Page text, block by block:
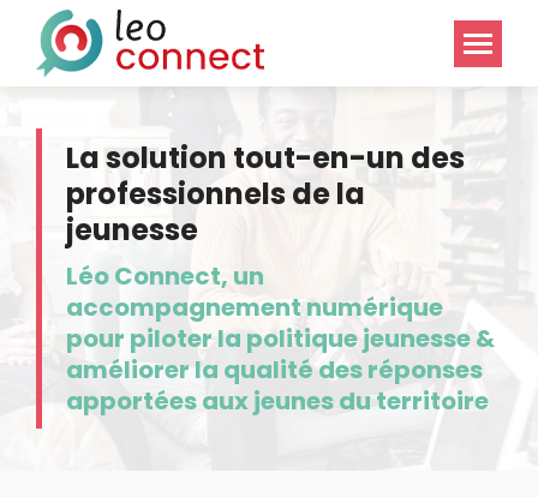
La solution tout-en-un des
professionnels de la
jeunesse
Léo Connect, un
accompagnement numérique
pour piloter la politique jeunesse &
améliorer la qualité des réponses
apportées aux jeunes du territoire